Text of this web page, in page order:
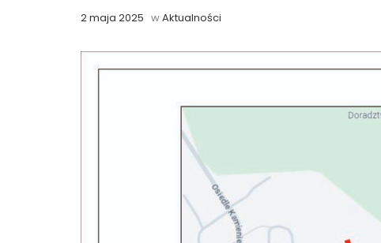
2 maja 2025 wAktualności